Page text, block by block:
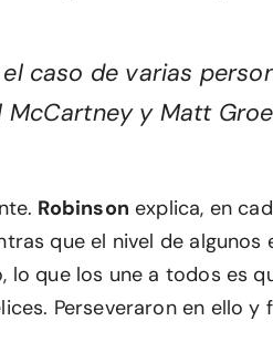
caso de varias
y Matt
Robinson explica, en
que el nivel de algunos
lo que los une a todos es
Perseveraron en ello y